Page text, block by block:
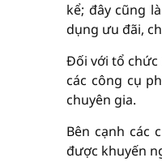
kể; đây cũng
dụng ưu đãi,
Đối với tổ chức
các công cụ
chuyên gia.
Bên cạnh các
được khuyến